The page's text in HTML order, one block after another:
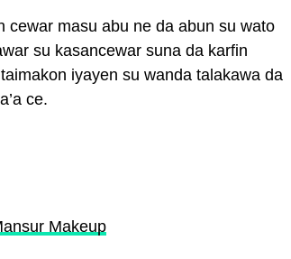
cewar masu abu ne da abun su wato
su kasancewar suna da karfin
iyayen su wanda talakawa da
ce.
Makeup